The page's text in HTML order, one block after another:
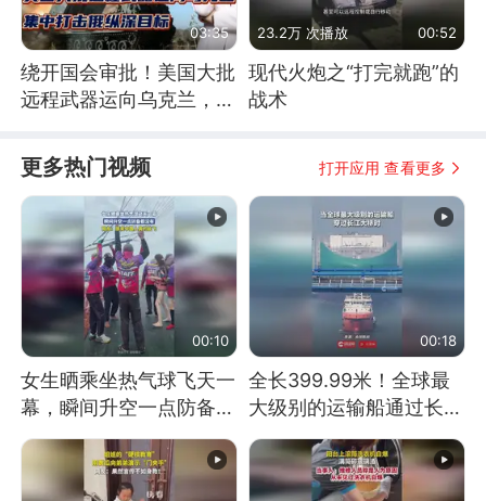
03:35
绕开国会审批！美国大批
远程武器运向乌克兰，集
23.2万 次播放 00:52
现代火炮之“打完就跑”的
战术
更多热门视频 打开应用 查看更多
00:10
女生晒乘坐热气球飞天一
幕，瞬间升空一点防备都
没有
00:18
全长399.99米！全球最
大级别的运输船通过长江
大桥这一幕，太震撼了！